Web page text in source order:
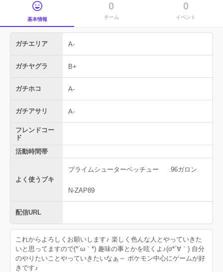
基本情報
0
チーム
0
イベント
ガチエリア A-
ガチヤグラ B+
ガチホコ A-
ガチアサリ A-
フレンドコー
ド
活動時間帯
よく使うブキ
プライムシューターベッチュー .96ガロン
N-ZAP89
配信URL
これからよろしくお願いします♪ 楽しく色んな人とやっていきた
いと思ってますので(*´ω｀*) 趣味の事とかを呟くよ♪(σ*´∀｀) 自分
のやりたいことやっていきたいなぁ～ ポケモン中心にゲームが好
きです♪